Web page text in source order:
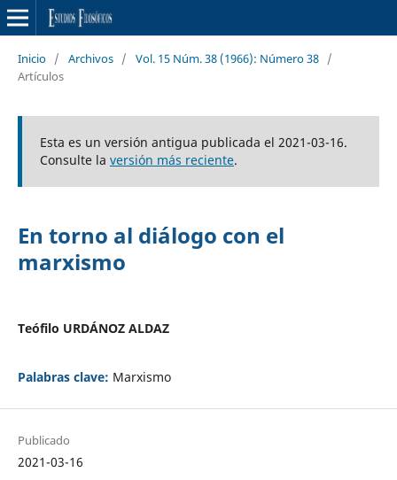
Inicio / Archivos / Vol. 15 Núm. 38 (1966): Número 38 /
Artículos
Esta es un versión antigua publicada el 2021-03-16.
Consulte la versión más reciente.
En torno al diálogo con el
marxismo
Teófilo URDÁNOZ ALDAZ
Palabras clave: Marxismo
Publicado
2021-03-16